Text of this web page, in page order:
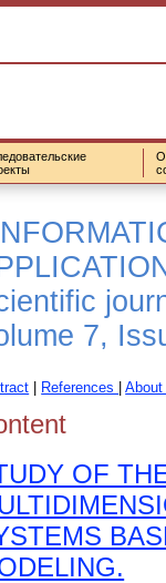
7,
| References |
OF